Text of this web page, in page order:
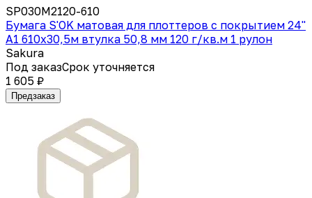
SP030M2120-610
Бумага S'OK матовая для плоттеров с покрытием 24''
A1 610х30,5м втулка 50,8 мм 120 г/кв.м 1 рулон
Sakura
Под заказСрок уточняется
1 605 ₽
Предзаказ